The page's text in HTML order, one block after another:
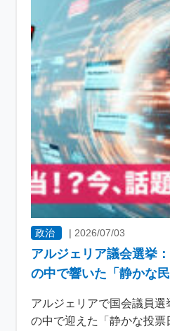
政治 | 2026/07/03
アルジェリア議会選挙
の中で響いた「静かな民
アルジェリアで国会議員
の中で迎えた「静かな投票